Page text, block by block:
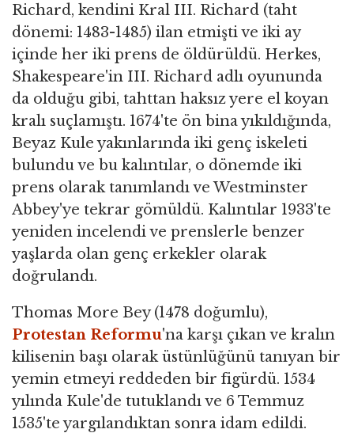
Richard, kendini Kral III. Richard (taht
dönemi: 1483-1485) ilan etmişti ve iki ay
içinde her iki prens de öldürüldü. Herkes,
Shakespeare'in III. Richard adlı oyununda
da olduğu gibi, tahttan haksız yere el koyan
kralı suçlamıştı. 1674'te ön bina yıkıldığında,
Beyaz Kule yakınlarında iki genç iskeleti
bulundu ve bu kalıntılar, o dönemde iki
prens olarak tanımlandı ve Westminster
Abbey'ye tekrar gömüldü. Kalıntılar 1933'te
yeniden incelendi ve prenslerle benzer
yaşlarda olan genç erkekler olarak
doğrulandı.
Thomas More Bey (1478 doğumlu),
Protestan Reformu'na karşı çıkan ve kralın
kilisenin başı olarak üstünlüğünü tanıyan bir
yemin etmeyi reddeden bir figürdü. 1534
yılında Kule'de tutuklandı ve 6 Temmuz
1535'te yargılandıktan sonra idam edildi.